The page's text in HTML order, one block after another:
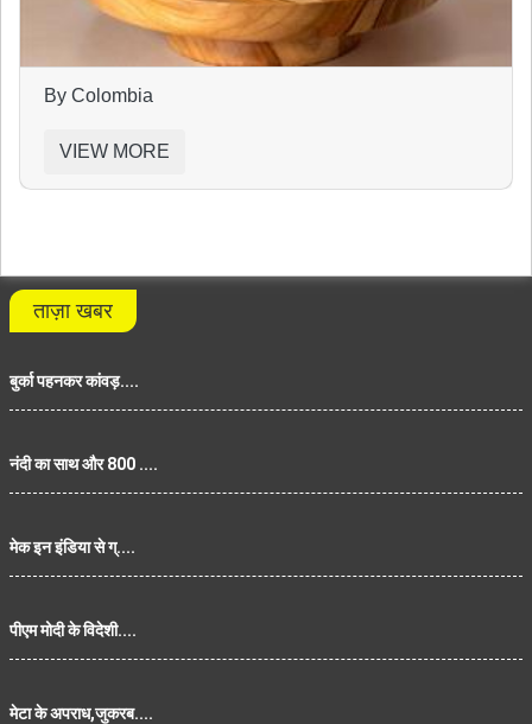
By Colombia
VIEW MORE
ताज़ा खबर
बुर्का पहनकर कांवड़....
नंदी का साथ और 800 ....
मेक इन इंडिया से ग्....
पीएम मोदी के विदेशी....
मेटा के अपराध,जुकरब....